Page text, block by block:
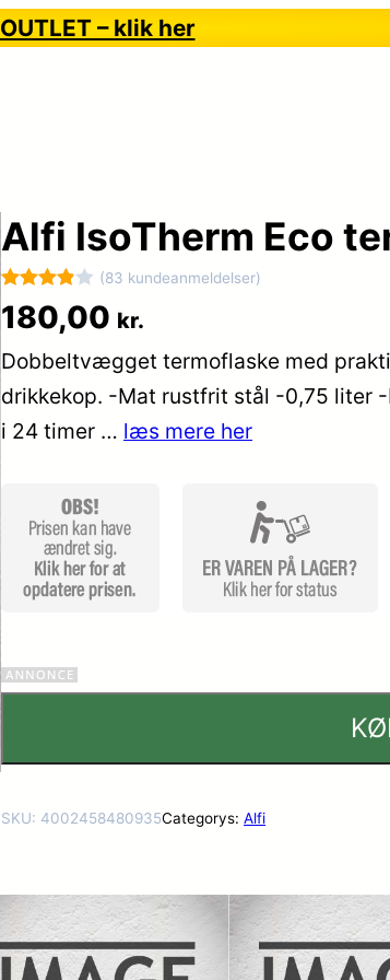
OUTLET – klik her
Alfi IsoTherm Eco
Bedømt
som3.9
ud af 5
baseret
83
kundebed
(83 kundeanmeldelser)
180,00 kr.
Dobbeltvægget termoflaske med
drikkekop. -Mat rustfrit stål -0,75 liter
i 24 timer … læs mere her
SKU: 4002458480935Categorys: Alfi